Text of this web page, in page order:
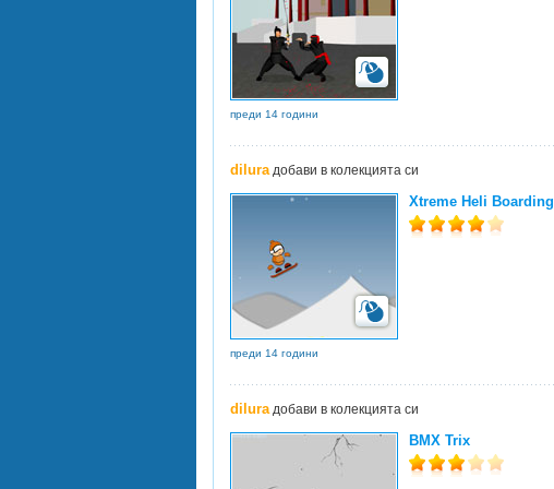
преди 14 години
diluraдобави в колекцията си
Xtreme Heli Boarding
преди 14 години
diluraдобави в колекцията си
BMX Trix